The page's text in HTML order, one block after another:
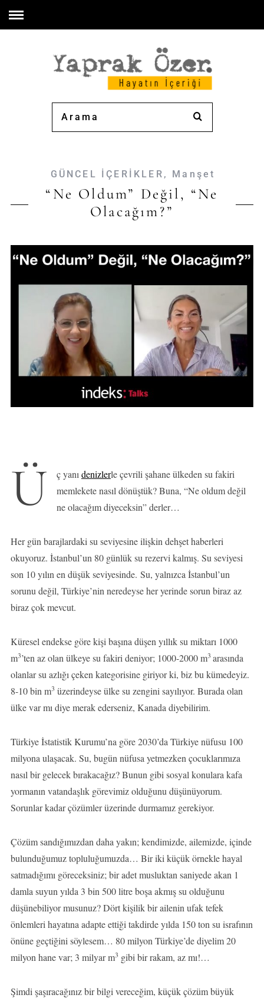
GÜNCEL İÇERİKLER , Manşet
“Ne Oldum” Değil, “Ne
Olacağım?”
Ü ç yanı denizlerle çevrili şahane ülkeden su fakiri
memlekete nasıl dönüştük? Buna, “Ne oldum değil
ne olacağım diyeceksin” derler…
Her gün barajlardaki su seviyesine ilişkin dehşet haberleri
okuyoruz. İstanbul’un 80 günlük su rezervi kalmış. Su seviyesi
son 10 yılın en düşük seviyesinde. Su, yalnızca İstanbul’un
sorunu değil, Türkiye’nin neredeyse her yerinde sorun biraz az
biraz çok mevcut.
Küresel endekse göre kişi başına düşen yıllık su miktarı 1000
m3’ten az olan ülkeye su fakiri deniyor; 1000-2000 m3 arasında
olanlar su azlığı çeken kategorisine giriyor ki, biz bu kümedeyiz.
8-10 bin m3 üzerindeyse ülke su zengini sayılıyor. Burada olan
ülke var mı diye merak ederseniz, Kanada diyebilirim.
Türkiye İstatistik Kurumu’na göre 2030’da Türkiye nüfusu 100
milyona ulaşacak. Su, bugün nüfusa yetmezken çocuklarımıza
nasıl bir gelecek bırakacağız? Bunun gibi sosyal konulara kafa
yormanın vatandaşlık görevimiz olduğunu düşünüyorum.
Sorunlar kadar çözümler üzerinde durmamız gerekiyor.
Çözüm sandığımızdan daha yakın; kendimizde, ailemizde, içinde
bulunduğumuz topluluğumuzda… Bir iki küçük örnekle hayal
satmadığımı göreceksiniz; bir adet musluktan saniyede akan 1
damla suyun yılda 3 bin 500 litre boşa akmış su olduğunu
düşünebiliyor musunuz? Dört kişilik bir ailenin ufak tefek
önlemleri hayatına adapte ettiği takdirde yılda 150 ton su israfının
önüne geçtiğini söylesem… 80 milyon Türkiye’de diyelim 20
milyon hane var; 3 milyar m3 gibi bir rakam, az mı!…
Şimdi şaşıracağınız bir bilgi vereceğim, küçük çözüm büyük